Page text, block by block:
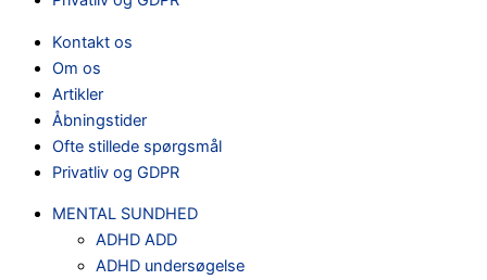
Kontakt os
Om os
Artikler
Åbningstider
Ofte stillede spørgsmål
Privatliv og GDPR
MENTAL SUNDHED
ADHD ADD
ADHD undersøgelse